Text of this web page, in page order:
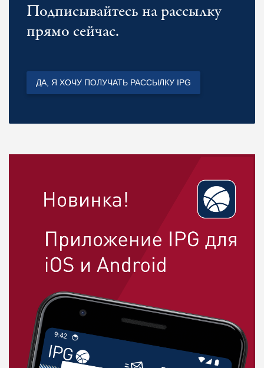
Подписывайтесь на рассылку
прямо сейчас.
ДА, Я ХОЧУ ПОЛУЧАТЬ РАССЫЛКУ IPG